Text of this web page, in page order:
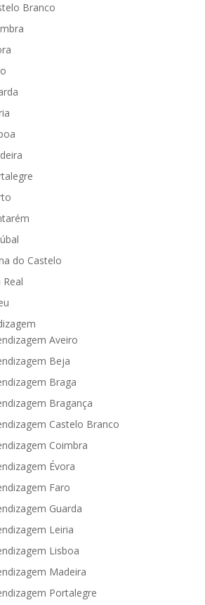
Branco
do Castelo
Real
Aveiro
Beja
Braga
Bragança
Castelo Branco
Coimbra
Évora
Faro
Guarda
Leiria
Lisboa
Madeira
Portalegre